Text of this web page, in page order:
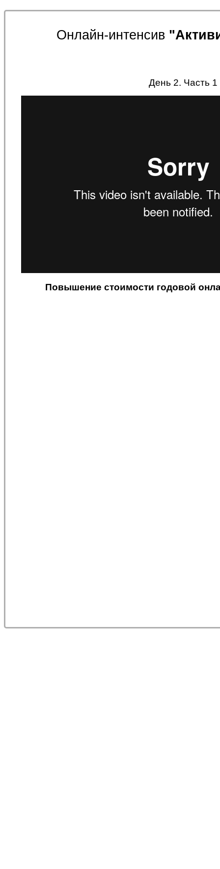
Онлайн-интенсив
День 2. Часть 1
Повышение стоимости годовой